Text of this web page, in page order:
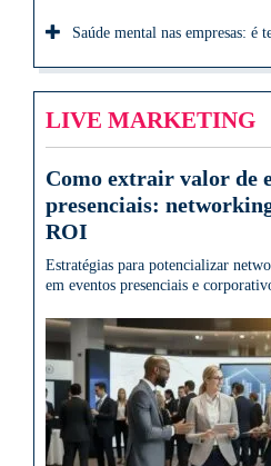
Saúde mental nas empresas: é
LIVE MARKETING
Como extrair valor de
presenciais:
ROI
Estratégias para potencializar
em eventos presenciais e